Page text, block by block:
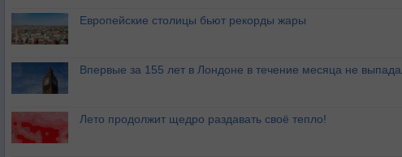
Европейские столицы бьют рекорды жары
Впервые за 155 лет в Лондоне в течение месяца не
Лето продолжит щедро раздавать своё тепло!